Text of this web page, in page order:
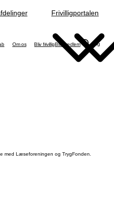
Frivilligportalen
Om os Bliv frivilligBliv medlem Søg
med Læseforeningen og TrygFonden.